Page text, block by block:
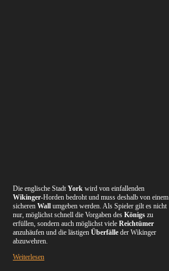
Die englische StadtYork wird von einfallenden
Wikinger-Horden bedroht und muss deshalb von einem
sicherenWall umgeben werden. Als Spieler gilt es nicht
nur, möglichst schnell die Vorgaben desKönigs zu
erfüllen, sondern auch möglichst vieleReichtümer
anzuhäufen und die lästigenÜberfälle der Wikinger
abzuwehren.
Weiterlesen